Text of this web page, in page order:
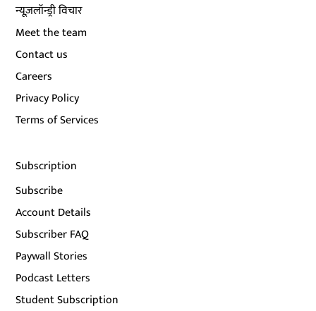
न्यूज़लॉन्ड्री विचार
Meet the team
Contact us
Careers
Privacy Policy
Terms of Services
Subscription
Subscribe
Account Details
Subscriber FAQ
Paywall Stories
Podcast Letters
Student Subscription